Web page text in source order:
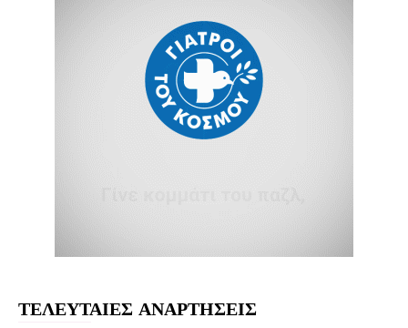
ΤΕΛΕΥΤΑΙΕΣ ΑΝΑΡΤΗΣΕΙΣ